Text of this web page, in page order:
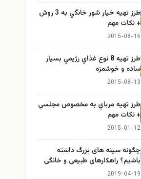
طرز تهيه خیار شور خانگي به 3 روش
+ نكات مهم
2015-08-16
طرز تهيه 8 نوع غذاي رژيمي بسيار
ساده و خوشمزه
2015-08-13
طرز تهيه مرباي به مخصوص مجلسي
+ نكات مهم
2015-01-12
چگونه سینه های بزرگ داشته
باشیم؟ راهکارهای طبیعی و خانگی
برای بزرگ کردن سینه
2019-04-19